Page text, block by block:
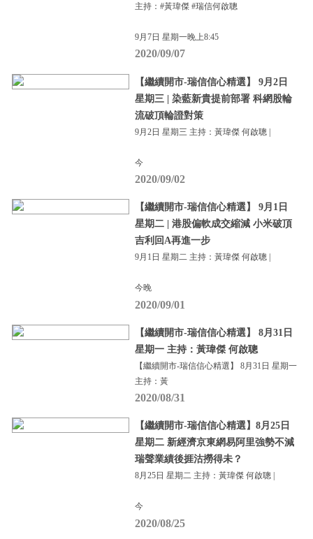
主持：#黃瑋傑 #瑞信何啟聰
9月7日 星期一晚上8:45
2020/09/07
【繼續開市-瑞信信心精選】 9月2日
星期三 | 染藍新貴提前部署 科網股輪
流破頂輪證對策
9月2日 星期三 主持：黃瑋傑 何啟聰 |
今
2020/09/02
【繼續開市-瑞信信心精選】 9月1日
星期二 | 港股偏軟成交縮減 小米破頂
吉利回A再進一步
9月1日 星期二 主持：黃瑋傑 何啟聰 |
今晚
2020/09/01
【繼續開市-瑞信信心精選】 8月31日
星期一 主持：黃瑋傑 何啟聰
【繼續開市-瑞信信心精選】 8月31日 星期一
主持：黃
2020/08/31
【繼續開市-瑞信信心精選】8月25日
星期二 新經濟京東網易阿里強勢不減
瑞聲業績後捱沽撈得未？
8月25日 星期二 主持：黃瑋傑 何啟聰 |
今
2020/08/25